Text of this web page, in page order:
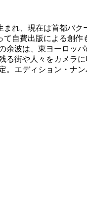
まれ、現在は首都バ
自費出版による創
波は、東ヨーロッ
街や人々をカメラ
エディション・ナン